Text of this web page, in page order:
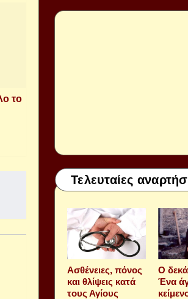
το
Τελευταίες
Aσθένειες, πόνος
και θλίψεις κατά
τους Αγίους
Ο
Ένα